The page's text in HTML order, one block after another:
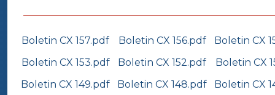
Boletin CX 157.pdf Boletin CX 156.pdf
Boletin CX
Boletin CX 153.pdf
Boletin CX 152.pdf
Boletin CX
Boletin CX 149.pdf
Boletin CX 148.pdf Boletin CX